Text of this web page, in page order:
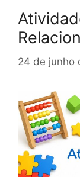
24 de junho